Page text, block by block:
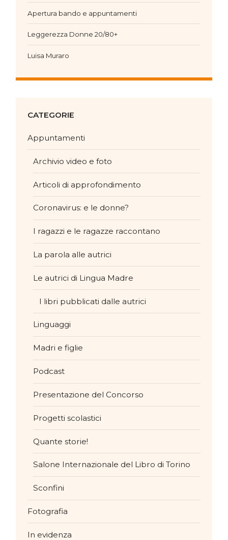
Apertura bando e appuntamenti
Leggerezza Donne 20/80+
Luisa Muraro
CATEGORIE
Appuntamenti
Archivio video e foto
Articoli di approfondimento
Coronavirus: e le donne?
I ragazzi e le ragazze raccontano
La parola alle autrici
Le autrici di Lingua Madre
I libri pubblicati dalle autrici
Linguaggi
Madri e figlie
Podcast
Presentazione del Concorso
Progetti scolastici
Quante storie!
Salone Internazionale del Libro di Torino
Sconfini
Fotografia
In evidenza